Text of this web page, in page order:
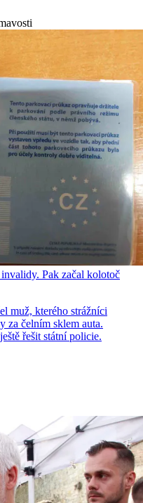
Pak začal kolotoč
muž, kterého strážníci
za čelním sklem auta.
řešit státní policie.